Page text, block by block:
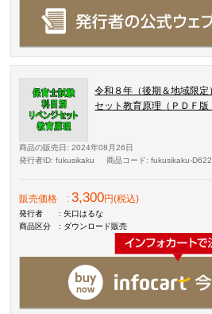
令和８年（後期＆地域限
セット教育原理（ＰＤＦ版
商品の販売日 : 2024年08月26日
発行者ID: fukusikaku 商品コード: fukusikaku-
販売価格 :3,300円(税込)
発行者
: 矢口はるな
商品区分
: ダウンロード販売